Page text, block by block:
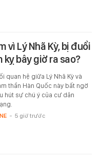
vì Lý Nhã Kỳ, bị đuổi
bây giờ ra sao?
quan hệ giữa Lý Nhã Kỳ và
thần Hàn Quốc này bất ngờ
hút sự chú ý của cư dân
- 5 giờ trước